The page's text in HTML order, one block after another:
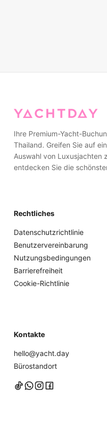
Ihre Premium-Yacht-
Thailand. Greifen Sie auf
Auswahl von Luxusjachten
entdecken Sie die
Rechtliches
Datenschutzrichtlinie
Benutzervereinbarung
Nutzungsbedingungen
Barrierefreiheit
Cookie-Richtlinie
Kontakte
hello@yacht.day
Bürostandort